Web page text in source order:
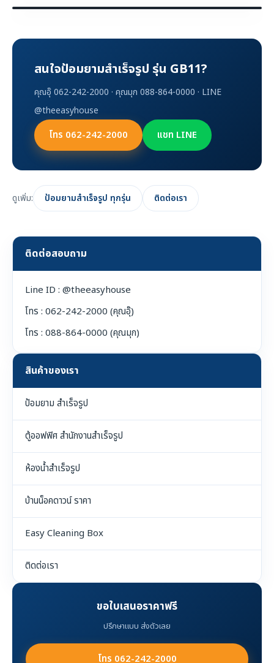
สนใจป้อมยามสำเร็จรูป รุ่น GB11?
คุณอุ๊ 062-242-2000 · คุณมุก 088-864-0000 · LINE
@theeasyhouse
โทร 062-242-2000 แชท LINE
ดูเพิ่ม: ป้อมยามสำเร็จรูป ทุกรุ่น ติดต่อเรา
ติดต่อสอบถาม
Line ID : @theeasyhouse
โทร : 062-242-2000 (คุณอุ๊)
โทร : 088-864-0000 (คุณมุก)
สินค้าของเรา
ป้อมยาม สำเร็จรูป
ตู้ออฟฟิศ สำนักงานสำเร็จรูป
ห้องน้ำสำเร็จรูป
บ้านน็อคดาวน์ ราคา
Easy Cleaning Box
ติดต่อเรา
ขอใบเสนอราคาฟรี
ปรึกษาแบบ ส่งตัวเลย
โทร 062-242-2000